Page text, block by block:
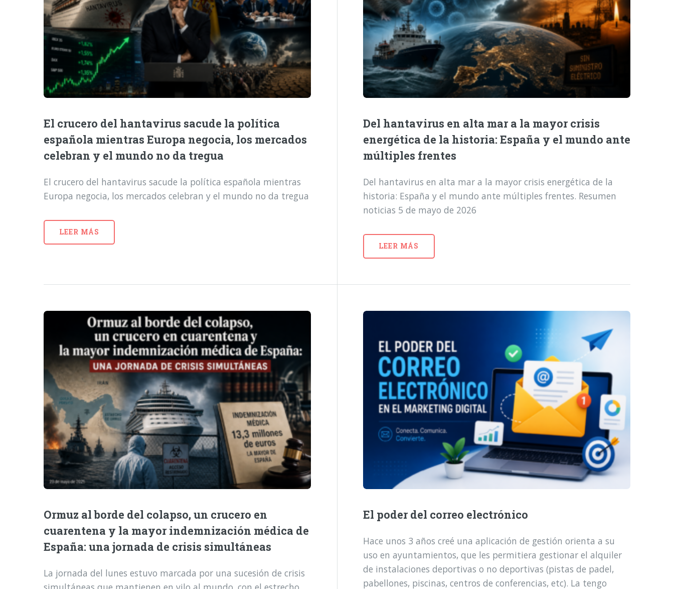
El crucero del hantavirus sacude la política
española mientras Europa negocia, los mercados
celebran y el mundo no da tregua
El crucero del hantavirus sacude la política española mientras
Europa negocia, los mercados celebran y el mundo no da tregua
LEER MÁS
Del hantavirus en alta mar a la mayor crisis
energética de la historia: España y el mundo ante
múltiples frentes
Del hantavirus en alta mar a la mayor crisis energética de la
historia: España y el mundo ante múltiples frentes. Resumen
noticias 5 de mayo de 2026
LEER MÁS
Ormuz al borde del colapso, un crucero en
cuarentena y la mayor indemnización médica de
España: una jornada de crisis simultáneas
La jornada del lunes estuvo marcada por una sucesión de crisis
El poder del correo electrónico
Hace unos 3 años creé una aplicación de gestión orienta a su
uso en ayuntamientos, que les permitiera gestionar el alquiler
de instalaciones deportivas o no deportivas (pistas de padel,
pabellones, piscinas, centros de conferencias, etc). La tengo